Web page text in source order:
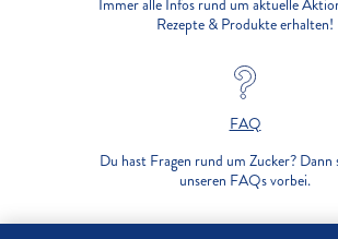
Immer alle Infos rund um aktuelle
Rezepte & Produkte erhalten!
FAQ
Du hast Fragen rund um Zucker? Dann
unseren FAQs vorbei.